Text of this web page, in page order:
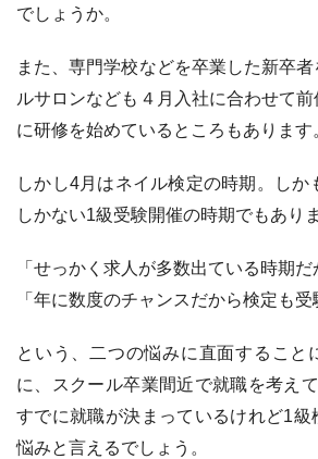
でしょうか。
また、専門学校などを卒業した新卒
ルサロンなども４月入社に合わせて
に研修を始めているところもあります
しかし4月はネイル検定の時期。しか
しかない1級受験開催の時期でもありま
「せっかく求人が多数出ている時期だ
「年に数度のチャンスだから検定も受
という、二つの悩みに直面すること
に、スクール卒業間近で就職を考え
すでに就職が決まっているけれど1級
悩みと言えるでしょう。